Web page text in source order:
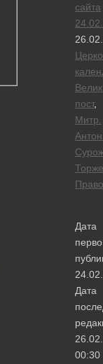
сайта
пост,
Митр.
Дата
Дата
00:30